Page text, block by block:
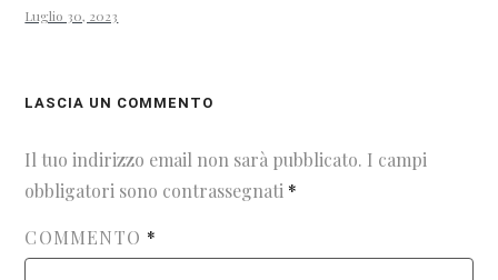
Luglio 30, 2023
LASCIA UN COMMENTO
Il tuo indirizzo email non sarà pubblicato. I campi
obbligatori sono contrassegnati *
COMMENTO *